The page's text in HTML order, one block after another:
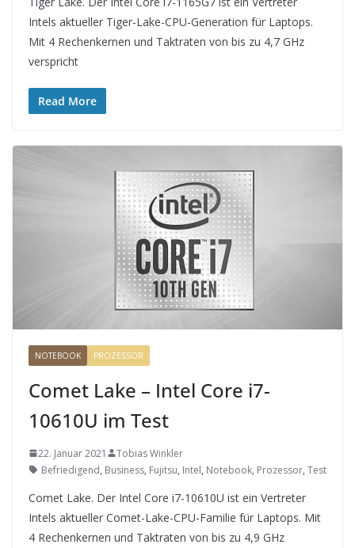
Intels aktueller Tiger-Lake-CPU-Generation für Laptops.
Mit 4 Rechenkernen und Taktraten von bis zu 4,7 GHz
verspricht
Read More
NOTEBOOK PROZESSOR
Comet Lake – Intel Core i7-
10610U im Test
22. Januar 2021
Tobias Winkler
Befriedigend, Business, Fujitsu, Intel, Notebook, Prozessor, Test
Comet Lake. Der Intel Core i7-10610U ist ein Vertreter
Intels aktueller Comet-Lake-CPU-Familie für Laptops. Mit
4 Rechenkernen und Taktraten von bis zu 4,9 GHz